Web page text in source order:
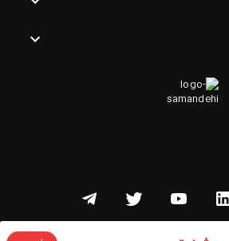
این وبسایت متعلق به شنوتو است